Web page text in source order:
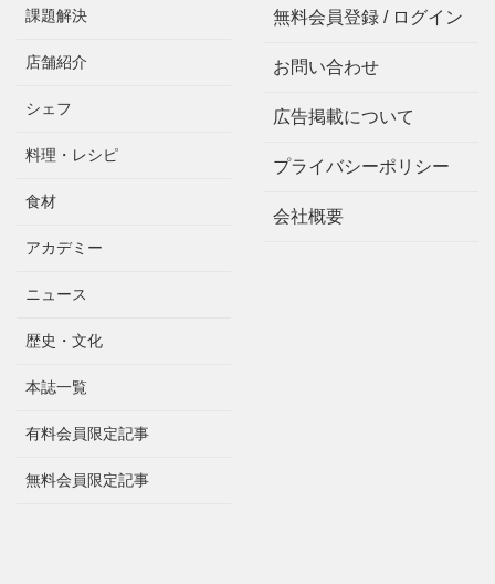
課題解決
店舗紹介
シェフ
料理・レシピ
食材
アカデミー
ニュース
歴史・文化
本誌一覧
有料会員限定記事
無料会員限定記事
無料会員登録 / ログイン
お問い合わせ
広告掲載について
プライバシーポリシー
会社概要